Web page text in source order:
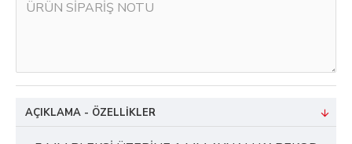
AÇIKLAMA - ÖZELLIKLER